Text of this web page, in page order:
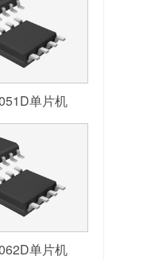
单片机
单片机